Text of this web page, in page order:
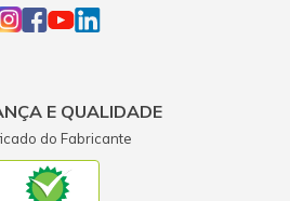
E QUALIDADE
do Fabricante